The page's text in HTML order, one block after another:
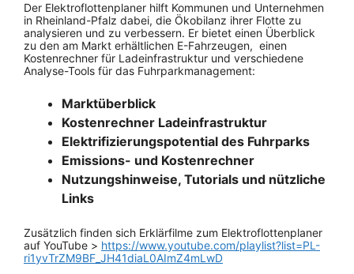
Der Elektroflottenplaner hilft Kommunen und Unternehmen
in Rheinland-Pfalz dabei, die Ökobilanz ihrer Flotte zu
analysieren und zu verbessern. Er bietet einen Überblick
zu den am Markt erhältlichen E-Fahrzeugen, einen
Kostenrechner für Ladeinfrastruktur und verschiedene
Analyse-Tools für das Fuhrparkmanagement:
Marktüberblick
Kostenrechner Ladeinfrastruktur
Elektrifizierungspotential des Fuhrparks
Emissions- und Kostenrechner
Nutzungshinweise, Tutorials und nützliche
Links
Zusätzlich finden sich Erklärfilme zum Elektroflottenplaner
auf YouTube > https://www.youtube.com/playlist?list=PL-
ri1yvTrZM9BF_JH41diaL0AImZ4mLwD